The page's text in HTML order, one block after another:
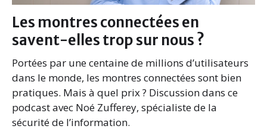
Les montres connectées en
savent-elles trop sur nous ?
Portées par une centaine de millions d’utilisateurs
dans le monde, les montres connectées sont bien
pratiques. Mais à quel prix ? Discussion dans ce
podcast avec Noé Zufferey, spécialiste de la
sécurité de l’information.